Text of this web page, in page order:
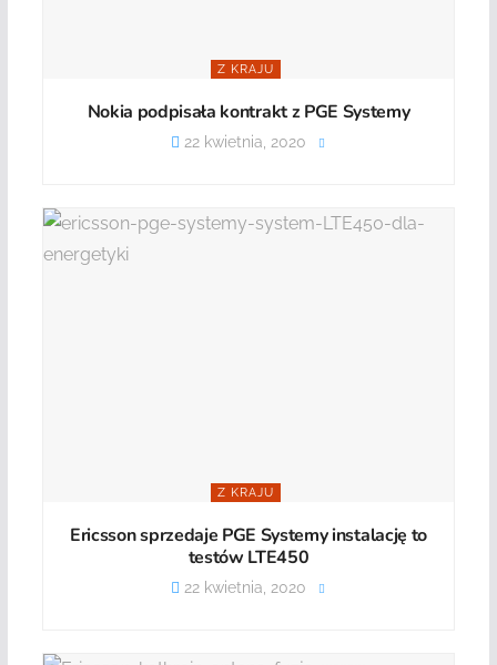
Z KRAJU
Nokia podpisała kontrakt z PGE Systemy
22 kwietnia, 2020
Z KRAJU
Ericsson sprzedaje PGE Systemy instalację to
testów LTE450
22 kwietnia, 2020